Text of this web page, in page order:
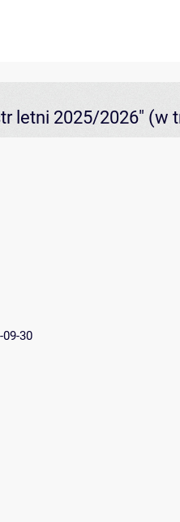
letni 2025/2026" (w
09-30